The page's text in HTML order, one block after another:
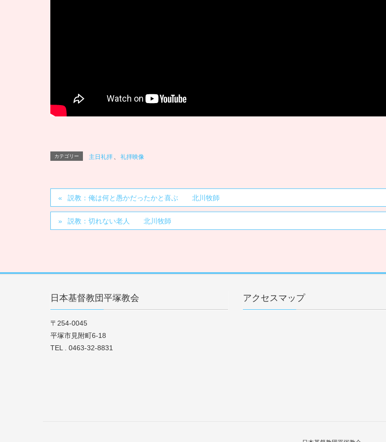
カテゴリー 主日礼拝 、 礼拝映像
説教：俺は何と愚かだったかと喜ぶ 北川牧師
説教：切れない老人 北川牧師
日本基督教団平塚教会
〒254-0045
平塚市見附町6-18
TEL . 0463-32-8831
アクセスマップ